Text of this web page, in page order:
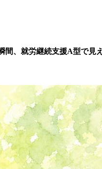
間、就労継続支援A型で見